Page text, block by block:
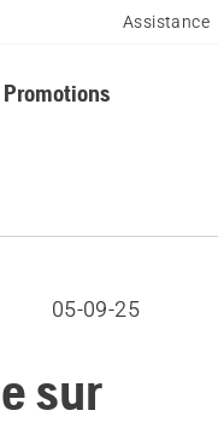
Assistance
Promotions
05-09-25
sur